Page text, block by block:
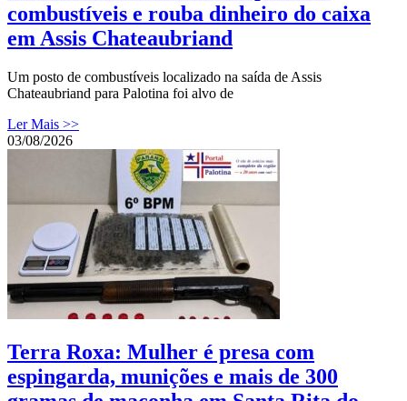
combustíveis e rouba dinheiro do caixa
em Assis Chateaubriand
Um posto de combustíveis localizado na saída de Assis
Chateaubriand para Palotina foi alvo de
Ler Mais >>
03/08/2026
Terra Roxa: Mulher é presa com
espingarda, munições e mais de 300